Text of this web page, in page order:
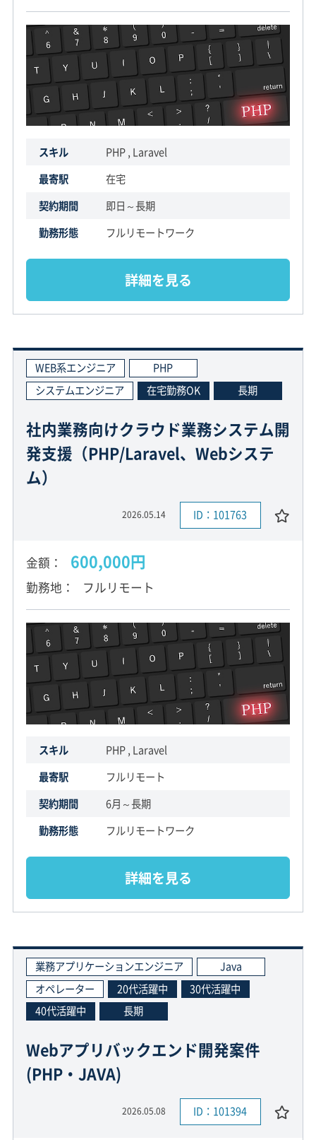
スキル
PHP , Laravel
最寄駅
在宅
契約期間
即日～長期
勤務形態
フルリモートワーク
詳細を見る
WEB系エンジニア
PHP
システムエンジニア
在宅勤務OK 長期
社内業務向けクラウド業務システム開
発支援（PHP/Laravel、Webシステ
ム）
2026.05.14 ID：101763
金額 600,000円
勤務地 フルリモート
スキル
PHP , Laravel
最寄駅
フルリモート
契約期間
6月～長期
勤務形態
フルリモートワーク
詳細を見る
業務アプリケーションエンジニア
Java
オペレーター
20代活躍中
30代活躍中
40代活躍中
長期
Webアプリバックエンド開発案件
(PHP・JAVA)
2026.05.08 ID：101394